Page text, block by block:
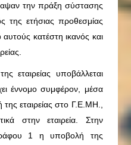
την πράξη σύστασης
της ετήσιας προθεσμίας
κατέστη ικανός και
εταιρείας υποβάλλεται
έννομο συμφέρον, μέσα
εταιρείας στο Γ.Ε.ΜΗ.,
στην εταιρεία. Στην
1 η υποβολή της